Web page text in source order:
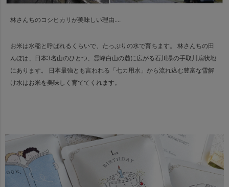
林さんちのコシヒカリが美味しい理由....
お米は水稲と呼ばれるくらいで、たっぷりの水で育ちます。
林さんちの田
んぼは、日本3名山のひとつ、霊峰白山の麓に広がる石川県の手取川扇状地
にあります。
日本最強とも言われる「七カ用水」から流れ込む豊富な雪解
け水はお米を美味しく育ててくれます。